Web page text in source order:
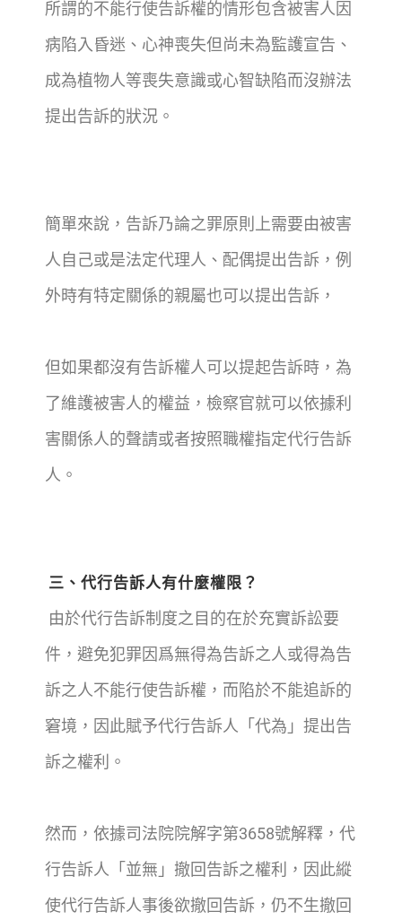
所謂的不能行使告訴權的情形包含被害人因
病陷入昏迷、心神喪失但尚未為監護宣告、
成為植物人等喪失意識或心智缺陷而沒辦法
提出告訴的狀況。
簡單來說，告訴乃論之罪原則上需要由被害
人自己或是法定代理人、配偶提出告訴，例
外時有特定關係的親屬也可以提出告訴，
但如果都沒有告訴權人可以提起告訴時，為
了維護被害人的權益，檢察官就可以依據利
害關係人的聲請或者按照職權指定代行告訴
人。
三、代行告訴人有什麼權限？
由於代行告訴制度之目的在於充實訴訟要
件，避免犯罪因爲無得為告訴之人或得為告
訴之人不能行使告訴權，而陷於不能追訴的
窘境，因此賦予代行告訴人「代為」提出告
訴之權利。
然而，依據司法院院解字第3658號解釋，代
行告訴人「並無」撤回告訴之權利，因此縱
使代行告訴人事後欲撤回告訴，仍不生撤回